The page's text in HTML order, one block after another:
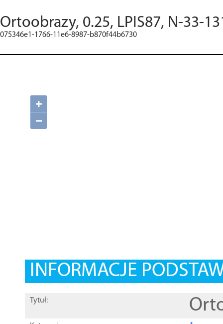
Ortoobrazy, 0.25, LPIS87, N-33-
075346e1-1766-11e6-8987-b870f44b6730
+
−
INFORMACJE
Tytuł: